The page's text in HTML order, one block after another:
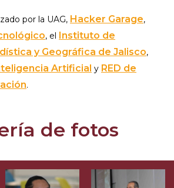
por la UAG, Hacker Garage,
, el Instituto de
y Geográfica de Jalisco,
Artificial y RED de
.
de fotos